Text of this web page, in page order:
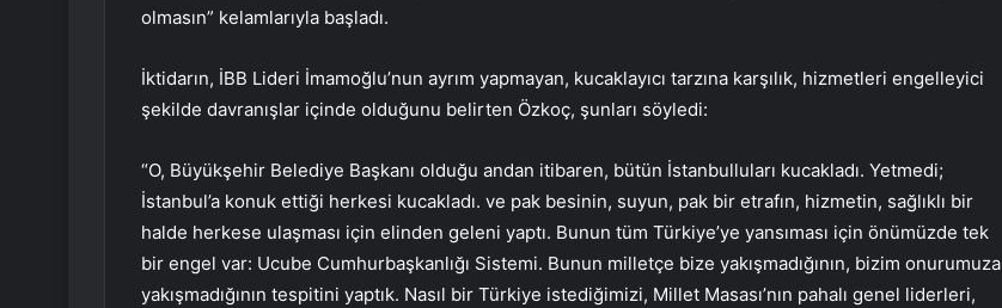
olmasın” kelamlarıyla başladı.
İktidarın, İBB Lideri İmamoğlu’nun ayrım yapmayan, kucaklayıcı tarzına karşılık, hizmetleri engelleyici
şekilde davranışlar içinde olduğunu belirten Özkoç, şunları söyledi:
“O, Büyükşehir Belediye Başkanı olduğu andan itibaren, bütün İstanbulluları kucakladı. Yetmedi;
İstanbul’a konuk ettiği herkesi kucakladı. ve pak besinin, suyun, pak bir etrafın, hizmetin, sağlıklı bir
halde herkese ulaşması için elinden geleni yaptı. Bunun tüm Türkiye’ye yansıması için önümüzde tek
bir engel var: Ucube Cumhurbaşkanlığı Sistemi. Bunun milletçe bize yakışmadığının, bizim onurumuza
yakışmadığının tespitini yaptık. Nasıl bir Türkiye istediğimizi, Millet Masası’nın pahalı genel liderleri,